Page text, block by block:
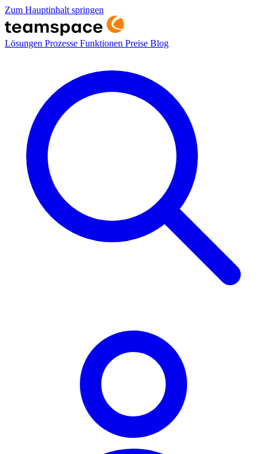
Zum Hauptinhalt springen
Lösungen Prozesse Funktionen Preise Blog